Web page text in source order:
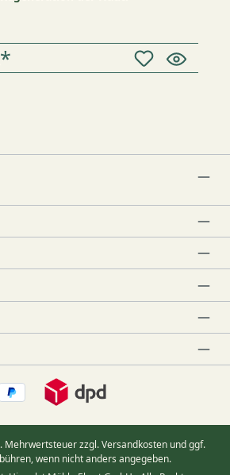
Mehrwertsteuer zzgl.Versandkosten und ggf.
wenn nicht anders angegeben.